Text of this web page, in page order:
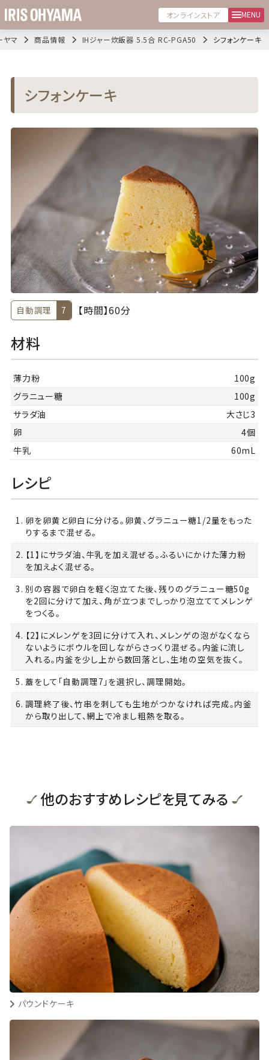
オンラインストア MENU
ヤマ 商品情報 IHジャー炊飯器 5.5合 RC-PGA50 シフォンケーキ
シフォンケーキ
自動調理 7 【時間】60分
材料
薄力粉
100g
グラニュー糖
100g
サラダ油
大さじ3
卵
4個
牛乳
60mL
レシピ
1. 卵を卵黄と卵白に分ける。卵黄、グラニュー糖1/2量をもった
りするまで混ぜる。
2. 【1】にサラダ油、牛乳を加え混ぜる。ふるいにかけた薄力粉
を加えよく混ぜる。
3. 別の容器で卵白を軽く泡立てた後、残りのグラニュー糖50g
を2回に分けて加え、角が立つまでしっかり泡立ててメレンゲ
をつくる。
4. 【2】にメレンゲを3回に分けて入れ、メレンゲの泡がなくなら
ないようにボウルを回しながらさっくり混ぜる。内釜に流し
入れる。内釜を少し上から数回落とし、生地の空気を抜く。
5. 蓋をして「自動調理7」を選択し、調理開始。
6. 調理終了後、竹串を刺しても生地がつかなければ完成。内釜
から取り出して、網上で冷まし粗熱を取る。
他のおすすめレシピを見てみる
パウンドケーキ